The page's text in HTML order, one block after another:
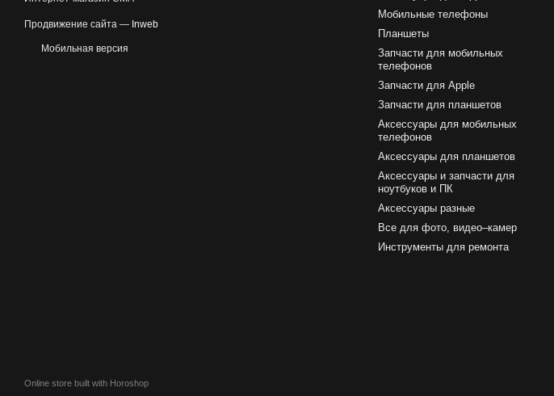
Продвижение сайта — Inweb
Мобильная версия
Online store built with Horoshop
Мобильные телефоны
Планшеты
Запчасти для мобильных
телефонов
Запчасти для Apple
Запчасти для планшетов
Аксессуары для мобильных
телефонов
Аксессуары для планшетов
Аксессуары и запчасти для
ноутбуков и ПК
Аксессуары разные
Все для фото, видео–камер
Инструменты для ремонта